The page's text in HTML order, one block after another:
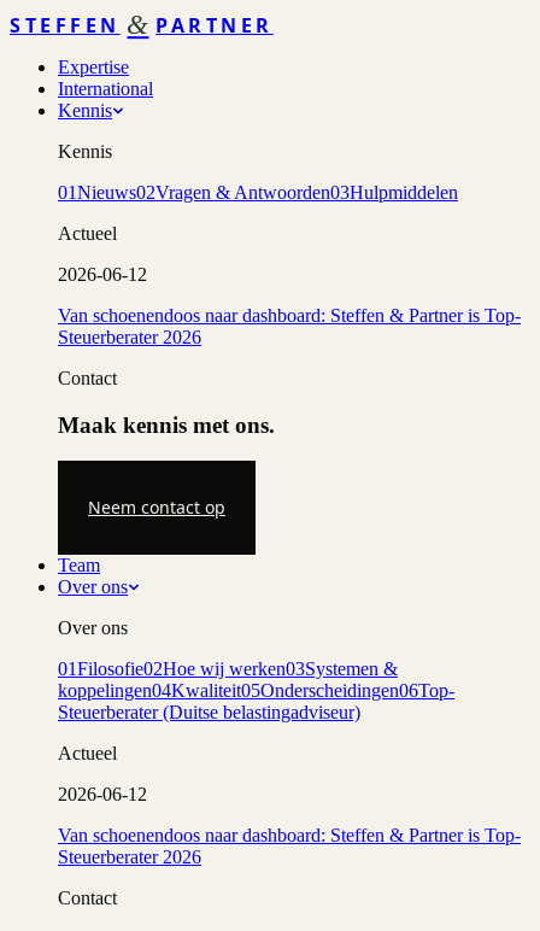
STEFFEN & PARTNER
Expertise
International
Kennis
Kennis
01Nieuws02Vragen & Antwoorden03Hulpmiddelen
Actueel
2026-06-12
Van schoenendoos naar dashboard: Steffen & Partner is Top-
Steuerberater 2026
Contact
Maak kennis met ons.
Neem contact op
Team
Over ons
Over ons
01Filosofie02Hoe wij werken03Systemen &
koppelingen04Kwaliteit05Onderscheidingen06Top-
Steuerberater (Duitse belastingadviseur)
Actueel
2026-06-12
Van schoenendoos naar dashboard: Steffen & Partner is Top-
Steuerberater 2026
Contact